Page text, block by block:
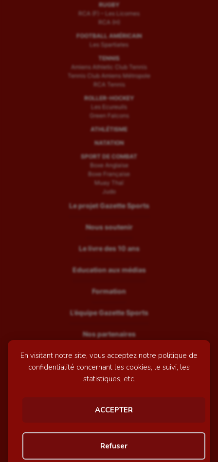
En visitant notre site, vous acceptez notre politique de
confidentialité concernant les cookies, le suivi, les
statistiques, etc.
ACCEPTER
Refuser
RUGBY
RCA (F) – Les Licornes
RCA (H)
FOOTBALL AMÉRICAIN
Les Spartiates
TENNIS
Amiens Athletic Club Tennis
Tennis Club Amiens Métropole
RCA Tennis
ROLLER-HOCKEY
Les Ecureuils
Green Falcons
ATHLÉTISME
NATATION
SPORT DE COMBAT
Boxe Anglaise
Boxe Française
Muay Thaï
Judo
Le projet Gazette Sports
Nous soutenir
Le livre des 10 ans
Education aux médias
Formation
L’équipe Gazette Sports
Nos partenaires
Recrutement
Mentions légales
© GazetteSports - 2026 | Site internet réalisé par
Awelty